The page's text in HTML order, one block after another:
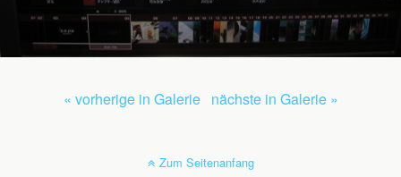
« vorherige in Galerie nächste in Galerie »
Zum Seitenanfang